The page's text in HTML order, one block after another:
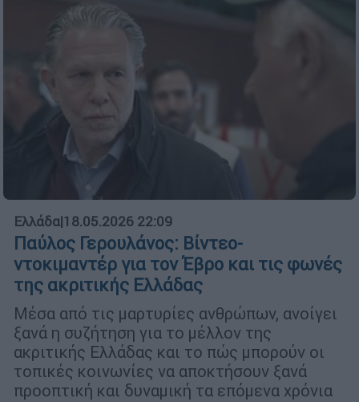
Ελλάδα|18.05.2026 22:09
Παύλος Γερουλάνος: Βίντεο-
ντοκιμαντέρ για τον Έβρο και τις φωνές
της ακριτικής Ελλάδας
Μέσα από τις μαρτυρίες ανθρώπων, ανοίγει
ξανά η συζήτηση για το μέλλον της
ακριτικής Ελλάδας και το πώς μπορούν οι
τοπικές κοινωνίες να αποκτήσουν ξανά
προοπτική και δυναμική τα επόμενα χρόνια